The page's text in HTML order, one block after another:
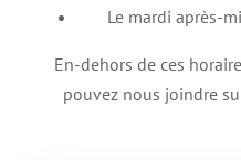
Le mardi après-
En-dehors de ces
pouvez nous joindre